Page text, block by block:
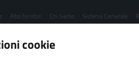
Albo fornitori Chi Siamo Sistema Camerale
cookie